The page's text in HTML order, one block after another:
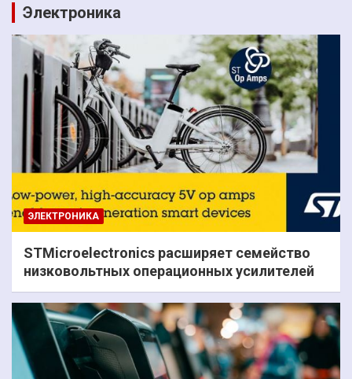
Электроника
ЭЛЕКТРОНИКА
STMicroelectronics расширяет семейство
низковольтных операционных усилителей